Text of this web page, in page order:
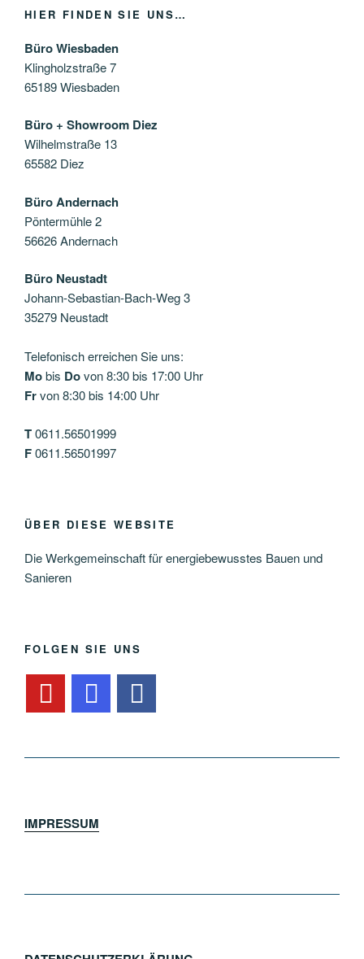
HIER FINDEN SIE UNS…
Büro Wiesbaden
Klingholzstraße 7
65189 Wiesbaden
Büro + Showroom Diez
Wilhelmstraße 13
65582 Diez
Büro Andernach
Pöntermühle 2
56626 Andernach
Büro Neustadt
Johann-Sebastian-Bach-Weg 3
35279 Neustadt
Telefonisch erreichen Sie uns:
Mobis Dovon 8:30 bis 17:00 Uhr
Frvon 8:30 bis 14:00 Uhr
T0611.56501999
F0611.56501997
ÜBER DIESE WEBSITE
Die Werkgemeinschaft für energiebewusstes Bauen und
Sanieren
FOLGEN SIE UNS
IMPRESSUM